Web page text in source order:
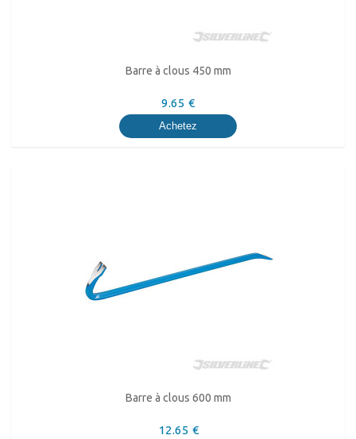
Barre à clous 450 mm
9.65 €
Achetez
Barre à clous 600 mm
12.65 €